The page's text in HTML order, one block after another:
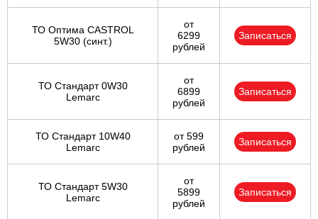
ТО Оптима CASTROL
5W30 (синт.)
от
6299
рублей
Записаться
ТО Стандарт 0W30
Lemarc
от
6899
рублей
Записаться
ТО Стандарт 10W40
Lemarc
от 599
рублей
Записаться
ТО Стандарт 5W30
Lemarc
от
5899
рублей
Записаться